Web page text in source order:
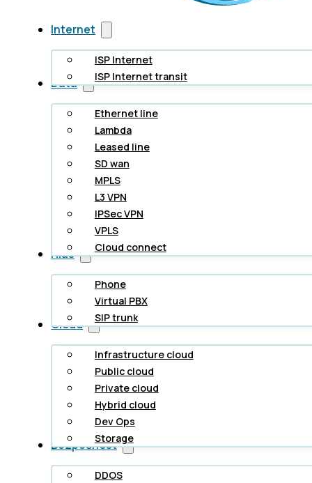
Internet
ISP Internet
ISP Internet transit
Data
Ethernet line
Lambda
Leased line
SD wan
MPLS
L3 VPN
IPSec VPN
VPLS
Cloud connect
Hlas
Phone
Virtual PBX
SIP trunk
Cloud
Infrastructure cloud
Public cloud
Private cloud
Hybrid cloud
Dev Ops
Storage
Bezpečnost
DDOS